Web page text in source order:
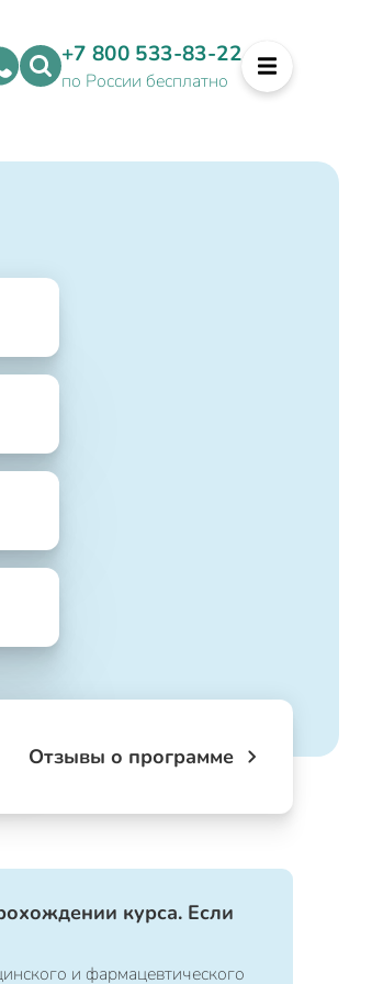
+7 800 533-83-22
по России бесплатно
Отзывы о программе
курса. Если
и фармацевтического